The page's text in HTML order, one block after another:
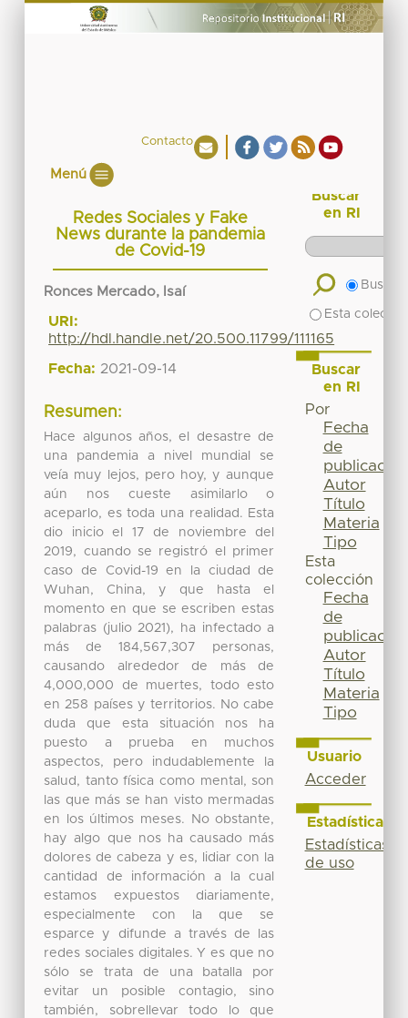
Contacto
Menú
Redes Sociales y Fake
News durante la pandemia
de Covid-19
Ronces Mercado, Isaí
URI:
http://hdl.handle.net/20.500.11799/111165
Fecha: 2021-09-14
Resumen:
Hace algunos años, el desastre de
una pandemia a nivel mundial se
veía muy lejos, pero hoy, y aunque
aún nos cueste asimilarlo o
aceparlo, es toda una realidad. Esta
dio inicio el 17 de noviembre del
2019, cuando se registró el primer
caso de Covid-19 en la ciudad de
Wuhan, China, y que hasta el
momento en que se escriben estas
palabras (julio 2021), ha infectado a
más de 184,567,307 personas,
causando alrededor de más de
4,000,000 de muertes, todo esto
en 258 países y territorios. No cabe
duda que esta situación nos ha
puesto a prueba en muchos
aspectos, pero indudablemente la
salud, tanto física como mental, son
las que más se han visto mermadas
en los últimos meses. No obstante,
hay algo que nos ha causado más
dolores de cabeza y es, lidiar con la
cantidad de información a la cual
estamos expuestos diariamente,
especialmente con la que se
esparce y difunde a través de las
redes sociales digitales. Y es que no
sólo se trata de una batalla por
evitar un posible contagio, sino
también, sobrellevar todo lo que
Buscar
en RI
Buscar
Esta
Buscar
en RI
Por
Fecha
de
publicación
Autor
Título
Materia
Tipo
Esta
colección
Fecha
de
publicación
Autor
Título
Materia
Tipo
Usuario
Acceder
Estadísticas
Estadísticas
de uso